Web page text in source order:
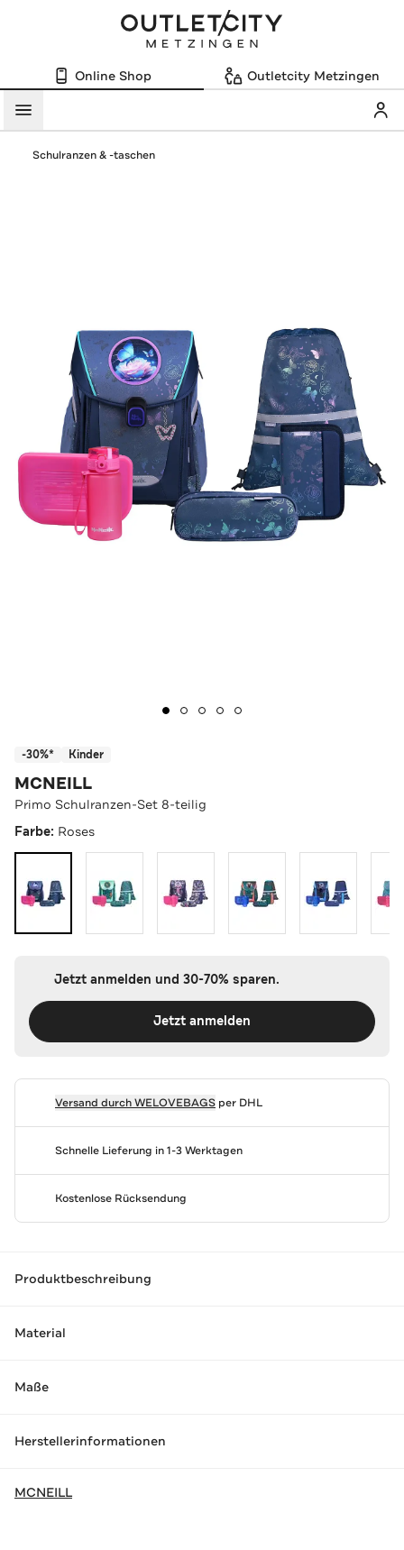
Online Shop Outletcity Metzingen
Menü
Schulranzen & -taschen
-30%* Kinder
MCNEILL
Primo Schulranzen-Set 8-teilig
Farbe: Roses
Jetzt anmelden und 30-70% sparen.
Jetzt anmelden
Versand durchWELOVEBAGSper DHL
Schnelle Lieferung in 1-3 Werktagen
Kostenlose Rücksendung
Produktbeschreibung
Material
Maße
Herstellerinformationen
MCNEILL